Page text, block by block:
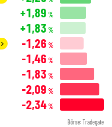
+1,89 %
+1,83 %
-1,26 %
-1,46 %
-1,83 %
-2,09 %
-2,34%
Börse: Tradegate